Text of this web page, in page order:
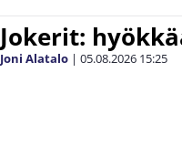
Jokerit:
Joni Alatalo | 05.08.2026 15:25